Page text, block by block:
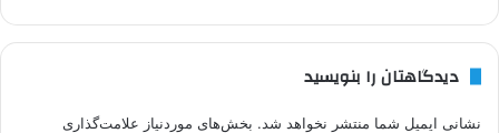
دیدگاهتان را بنویسید
نشانی ایمیل شما منتشر نخواهد شد. بخش‌های موردنیاز علامت‌گذاری